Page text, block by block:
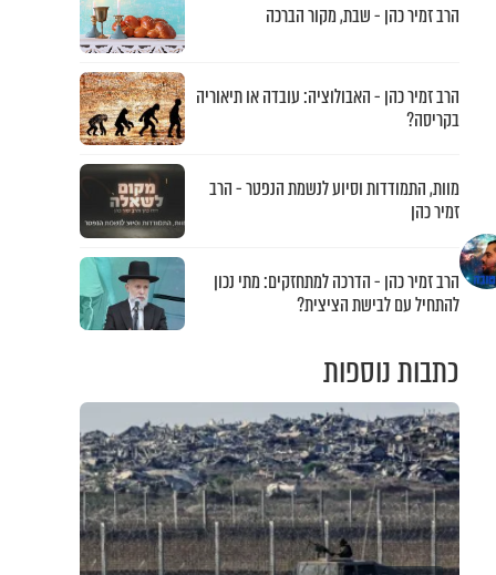
הרב זמיר כהן - שבת, מקור הברכה
הרב זמיר כהן - האבולוציה: עובדה או תיאוריה
בקריסה?
מוות, התמודדות וסיוע לנשמת הנפטר - הרב
זמיר כהן
הרב זמיר כהן - הדרכה למתחזקים: מתי נכון
להתחיל עם לבישת הציצית?
כתבות נוספות